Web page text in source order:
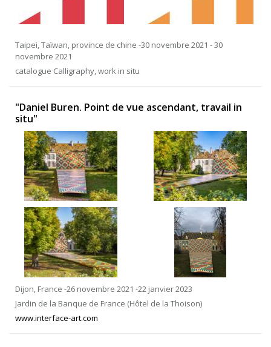
Taipei, Taïwan, province de chine -30 novembre 2021 - 30
novembre 2021
catalogue Calligraphy, work in situ
"Daniel Buren. Point de vue ascendant, travail in
situ"
Dijon, France -26 novembre 2021 -22 janvier 2023
Jardin de la Banque de France (Hôtel de la Thoison)
www.interface-art.com